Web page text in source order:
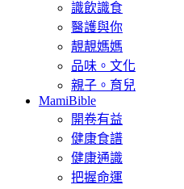
識飲識食
醫護與你
靚靚媽媽
品味。文化
親子。育兒
MamiBible
開卷有益
健康食譜
健康通識
把握命運